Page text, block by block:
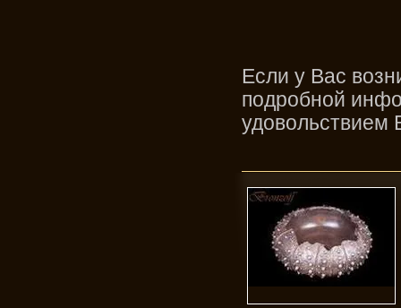
Если у Вас
подробной
удовольствием